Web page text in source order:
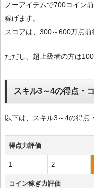
ノーアイテムで700コイン
稼げます。
スコアは、300～600万点前
ただし、超上級者の方は
スキル3～4の得点・
以下は、スキル3～4の得点
得点力評価
1 2
コイン稼ぎ力評価